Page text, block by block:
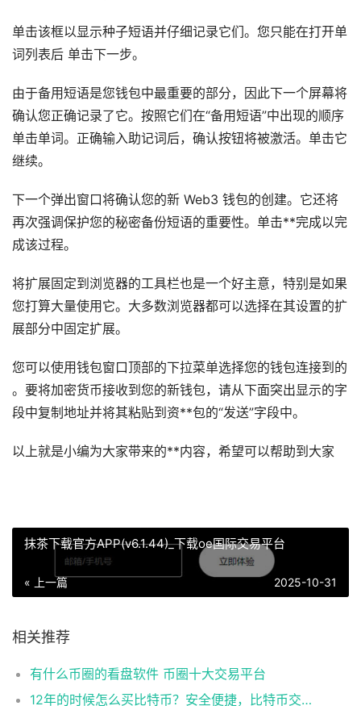
单击该框以显示种子短语并仔细记录它们。您只能在打开单
词列表后 单击下一步。
由于备用短语是您钱包中最重要的部分，因此下一个屏幕将
确认您正确记录了它。按照它们在“备用短语”中出现的顺序
单击单词。正确输入助记词后，确认按钮将被激活。单击它
继续。
下一个弹出窗口将确认您的新 Web3 钱包的创建。它还将
再次强调保护您的秘密备份短语的重要性。单击**完成以完
成该过程。
将扩展固定到浏览器的工具栏也是一个好主意，特别是如果
您打算大量使用它。大多数浏览器都可以选择在其设置的扩
展部分中固定扩展。
您可以使用钱包窗口顶部的下拉菜单选择您的钱包连接到的
。要将加密货币接收到您的新钱包，请从下面突出显示的字
段中复制地址并将其粘贴到资**包的“发送”字段中。
以上就是小编为大家带来的**内容，希望可以帮助到大家
抹茶下载官方APP(v6.1.44)_下载oe国际交易平台
« 上一篇 2025-10-31
相关推荐
有什么币圈的看盘软件 币圈十大交易平台
12年的时候怎么买比特币？安全便捷，比特币交易首选